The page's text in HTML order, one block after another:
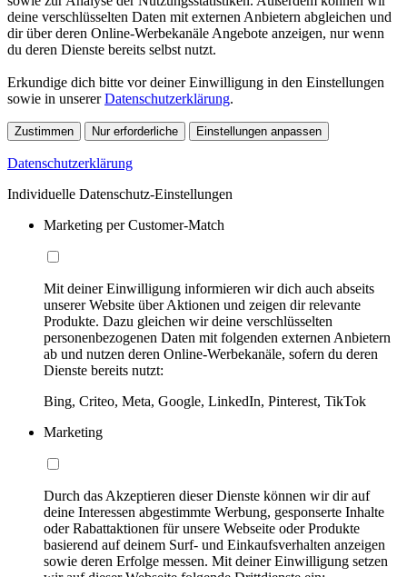
deine verschlüsselten Daten mit externen Anbietern abgleichen und
dir über deren Online-Werbekanäle Angebote anzeigen, nur wenn
du deren Dienste bereits selbst nutzt.
Erkundige dich bitte vor deiner Einwilligung in den Einstellungen
sowie in unsererDatenschutzerklärung.
Zustimmen Nur erforderliche Einstellungen anpassen
Datenschutzerklärung
Individuelle Datenschutz-Einstellungen
Marketing per Customer-Match
Mit deiner Einwilligung informieren wir dich auch abseits
unserer Website über Aktionen und zeigen dir relevante
Produkte. Dazu gleichen wir deine verschlüsselten
personenbezogenen Daten mit folgenden externen Anbietern
ab und nutzen deren Online-Werbekanäle, sofern du deren
Dienste bereits nutzt:
Bing, Criteo, Meta, Google, LinkedIn, Pinterest, TikTok
Marketing
Durch das Akzeptieren dieser Dienste können wir dir auf
deine Interessen abgestimmte Werbung, gesponserte Inhalte
oder Rabattaktionen für unsere Webseite oder Produkte
basierend auf deinem Surf- und Einkaufsverhalten anzeigen
sowie deren Erfolge messen. Mit deiner Einwilligung setzen